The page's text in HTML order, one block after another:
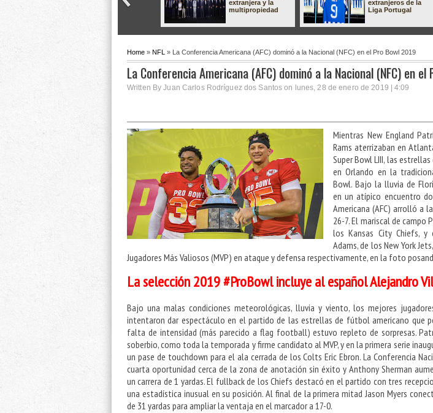
extranjera y la
multipropiedad
extranjeros de la
Liga Portugal
Home » NFL » La Conferencia Americana (AFC) dominó a la Nacional (NFC) en el Pro Bowl 2019
La Conferencia Americana (AFC) dominó a la Nacional (NFC) en el
Written By Juan Carlos Rodríguez dos Santos on lunes, 28 de enero de 2019 | 4:09
Mientras New England
Rams aterrizaban en
Super Bowl LIII, las estrellas
en Orlando en la
Bowl. Bajo la lluvia de
en un atípico encuentro
Americana (AFC) arrolló a
26-7. El mariscal de campo
los Kansas City Chiefs,
Adams, de los New York
Jugadores Más Valiosos (MVP) en ataque y defensa respectivamente, en la foto
La selección 2019 #ProBowl incluye al español Alejandro
Bajo una malas condiciones meteorológicas, lluvia y viento, los mejores
intentaron dar espectáculo en el partido de las estrellas de fútbol americano que
falta de intensidad (más parecido a flag football) estuvo repleto de sorpresas.
soberbio, como toda la temporada y firme candidato al MVP, y en la primera serie
un pase de touchdown para el ala cerrada de los Colts Eric Ebron. La Conferencia
cuarta oportunidad cerca de la zona de anotación sin éxito y Anthony Sherman
un carrera de 1 yardas. El fullback de los Chiefs destacó en el partido con tres
una estadística inusual en su posición. Al final de la primera mitad Jason Myers
de 31 yardas para ampliar la ventaja en el marcador a 17-0.